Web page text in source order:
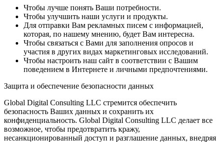
Чтобы лучше понять Ваши потребности.
Чтобы улучшить наши услуги и продукты.
Для отправки Вам рекламных писем с информацией,
которая, по нашему мнению, будет Вам интересна.
Чтобы связаться с Вами для заполнения опросов и
участия в других видах маркетинговых исследований.
Чтобы настроить наш сайт в соответствии с Вашим
поведением в Интернете и личными предпочтениями.
Защита и обеспечение безопасности данных
Global Digital Consulting LLC стремится обеспечить
безопасность Ваших данных и сохранить их
конфиденциальность. Global Digital Consulting LLC делает все
возможное, чтобы предотвратить кражу,
несанкционированный доступ и разглашение данных, внедряя